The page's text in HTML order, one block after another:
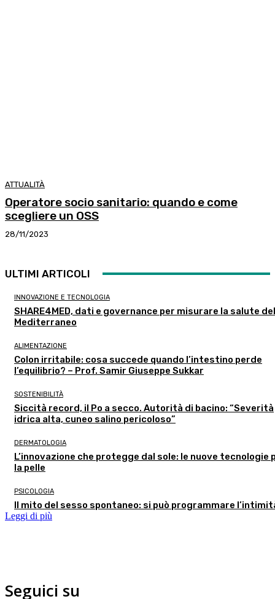
ATTUALITÀ
Operatore socio sanitario: quando e come
scegliere un OSS
28/11/2023
ULTIMI ARTICOLI
INNOVAZIONE E TECNOLOGIA
SHARE4MED, dati e governance per misurare la salute del
Mediterraneo
ALIMENTAZIONE
Colon irritabile: cosa succede quando l’intestino perde
l’equilibrio? – Prof. Samir Giuseppe Sukkar
SOSTENIBILITÀ
Siccità record, il Po a secco. Autorità di bacino: “Severità
idrica alta, cuneo salino pericoloso”
DERMATOLOGIA
L’innovazione che protegge dal sole: le nuove tecnologie
la pelle
PSICOLOGIA
Il mito del sesso spontaneo: si può programmare
Leggi di più
Seguici su